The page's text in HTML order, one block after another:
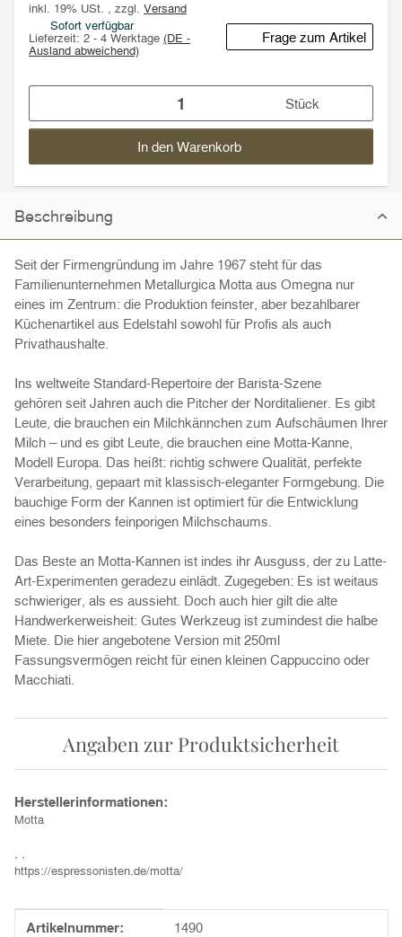
inkl. 19% USt. , zzgl. Versand
Sofort verfügbar
Lieferzeit: 2 - 4 Werktage (DE -
Ausland abweichend)
Frage zum Artikel
Stück
In den Warenkorb
Beschreibung
Seit der Firmengründung im Jahre 1967 steht für das
Familienunternehmen Metallurgica Motta aus Omegna nur
eines im Zentrum: die Produktion feinster, aber bezahlbarer
Küchenartikel aus Edelstahl sowohl für Profis als auch
Privathaushalte.
Ins weltweite Standard-Repertoire der Barista-Szene
gehören seit Jahren auch die Pitcher der Norditaliener. Es gibt
Leute, die brauchen ein Milchkännchen zum Aufschäumen Ihrer
Milch – und es gibt Leute, die brauchen eine Motta-Kanne,
Modell Europa. Das heißt: richtig schwere Qualität, perfekte
Verarbeitung, gepaart mit klassisch-eleganter Formgebung. Die
bauchige Form der Kannen ist optimiert für die Entwicklung
eines besonders feinporigen Milchschaums.
Das Beste an Motta-Kannen ist indes ihr Ausguss, der zu Latte-
Art-Experimenten geradezu einlädt. Zugegeben: Es ist weitaus
schwieriger, als es aussieht. Doch auch hier gilt die alte
Handwerkerweisheit: Gutes Werkzeug ist zumindest die halbe
Miete. Die hier angebotene Version mit 250ml
Fassungsvermögen reicht für einen kleinen Cappuccino oder
Macchiati.
Angaben zur Produktsicherheit
Herstellerinformationen:
Motta
, ,
https://espressonisten.de/motta/
Produkteigenschaft
Wert
Artikelnummer: 1490